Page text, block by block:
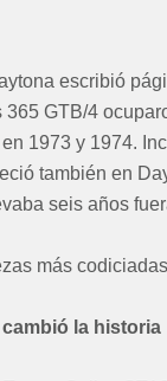
escribió
GTB/4
1973 y 1974.
también en
seis años
más
cambió la historia